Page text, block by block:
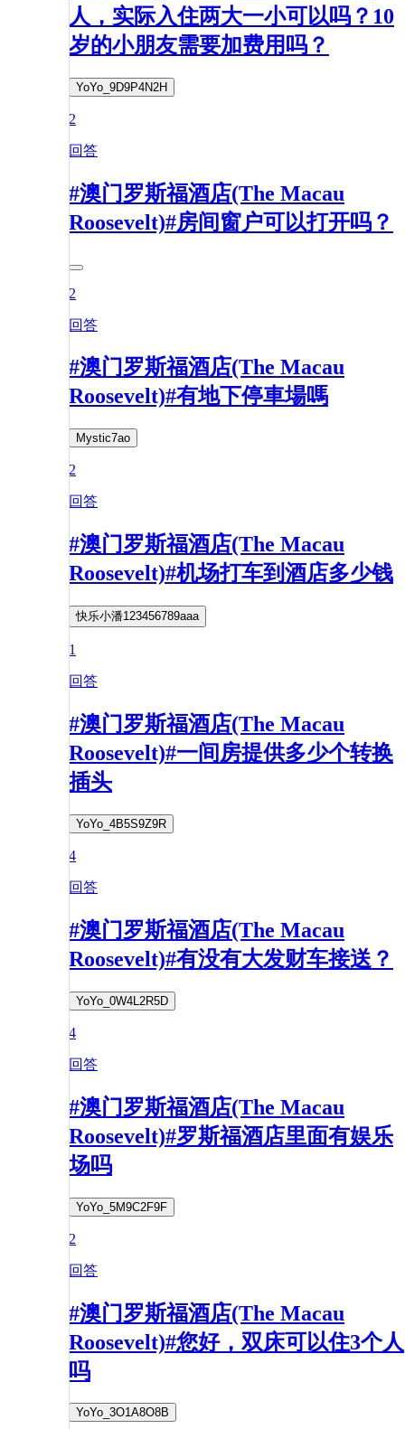
人，实际入住两大一小可以吗？10
岁的小朋友需要加费用吗？
YoYo_9D9P4N2H
2
回答
#澳门罗斯福酒店(The Macau
Roosevelt)#房间窗户可以打开吗？
2
回答
#澳门罗斯福酒店(The Macau
Roosevelt)#有地下停車場嗎
Mystic7ao
2
回答
#澳门罗斯福酒店(The Macau
Roosevelt)#机场打车到酒店多少钱
快乐小潘123456789aaa
1
回答
#澳门罗斯福酒店(The Macau
Roosevelt)#一间房提供多少个转换
插头
YoYo_4B5S9Z9R
4
回答
#澳门罗斯福酒店(The Macau
Roosevelt)#有没有大发财车接送？
YoYo_0W4L2R5D
4
回答
#澳门罗斯福酒店(The Macau
Roosevelt)#罗斯福酒店里面有娱乐
场吗
YoYo_5M9C2F9F
2
回答
#澳门罗斯福酒店(The Macau
Roosevelt)#您好，双床可以住3个人
吗
YoYo_3O1A8O8B